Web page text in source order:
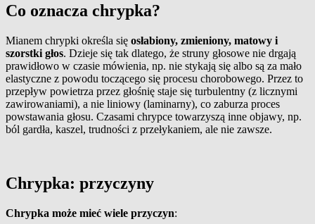
Co oznacza chrypka?
Mianem chrypki określa się osłabiony, zmieniony, matowy i
szorstki głos. Dzieje się tak dlatego, że struny głosowe nie drgają
prawidłowo w czasie mówienia, np. nie stykają się albo są za mało
elastyczne z powodu toczącego się procesu chorobowego. Przez to
przepływ powietrza przez głośnię staje się turbulentny (z licznymi
zawirowaniami), a nie liniowy (laminarny), co zaburza proces
powstawania głosu. Czasami chrypce towarzyszą inne objawy, np.
ból gardła, kaszel, trudności z przełykaniem, ale nie zawsze.
Chrypka: przyczyny
Chrypka może mieć wiele przyczyn: